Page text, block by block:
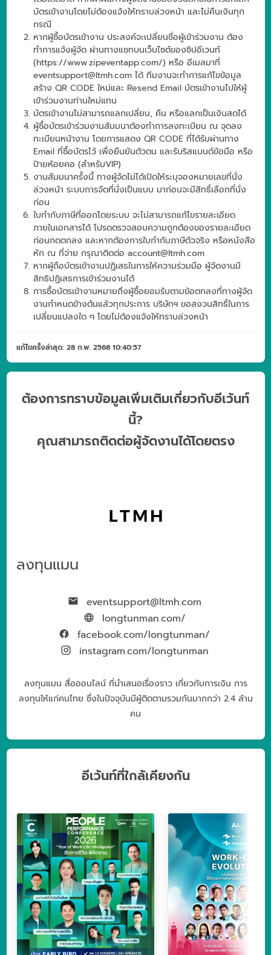
บัตรเข้างานโดยไม่ต้องแจ้งให้ทราบล่วงหน้า และไม่คืนเงินทุก
กรณี
หากผู้ซื้อบัตรเข้างาน ประสงค์จะเปลี่ยนชื่อผู้เข้าร่วมงาน ต้อง
ทำการแจ้งผู้จัด ผ่านทางแชทบนเว็บไซต์ของซิปอีเวนท์
(https://www.zipeventapp.com/) หรือ อีเมลมาที่
eventsupport@ltmh.comได้ ทีมงานจะทำการแก้ไขข้อมูล
สร้าง QR CODE ใหม่และ Resend Email บัตรเข้างานไปให้ผู้
เข้าร่วมงานท่านใหม่แทน
บัตรเข้างานไม่สามารถแลกเปลี่ยน, คืน หรือแลกเป็นเงินสดได้
ผู้ซื้อบัตรเข้าร่วมงานสัมมนาต้องทำการลงทะเบียน ณ จุดลง
ทะเบียนหน้างาน โดยการแสดง QR CODE ที่ได้รับผ่านทาง
Email ที่ซื้อบัตรไว้ เพื่อยืนยันตัวตน และรับริสแบนด์ข้อมือ หรือ
ป้ายห้อยคอ (สำหรับVIP)
งานสัมมนาครั้งนี้ ทางผู้จัดไม่ได้เปิดให้ระบุจองหมายเลขที่นั่ง
ล่วงหน้า ระบบการจัดที่นั่งเป็นแบบ มาก่อนจะมีสิทธิ์เลือกที่นั่ง
ก่อน
ใบกำกับภาษีที่ออกโดยระบบ จะไม่สามารถแก้ไขรายละเอียด
ภายในเอกสารได้ โปรดตรวจสอบความถูกต้องของรายละเอียด
ก่อนกดตกลง และหากต้องการใบกำกับภาษีตัวจริง หรือหนังสือ
หัก ณ ที่จ่าย กรุณาติดต่อ account@ltmh.com
หากผู้ถือบัตรเข้างานปฏิเสธในการให้ความร่วมมือ ผู้จัดงานมี
สิทธิปฏิเสธการเข้าร่วมงานได้
การซื้อบัตรเข้างานหมายถึงผู้ซื้อยอมรับตามข้อตกลงที่ทางผู้จัด
งานกำหนดข้างต้นแล้วทุกประการ บริษัทฯ ขอสงวนสิทธิ์ในการ
เปลี่ยนแปลงใด ๆ โดยไม่ต้องแจ้งให้ทราบล่วงหน้า
แก้ไขครั้งล่าสุด: 28 ก.พ. 2568 10:40:57
ต้องการทราบข้อมูลเพิ่มเติมเกี่ยวกับอีเว้นท์
นี้?
คุณสามารถติดต่อผู้จัดงานได้โดยตรง
ลงทุนแมน
eventsupport@ltmh.com
longtunman.com/
facebook.com/longtunman/
instagram.com/longtunman
ลงทุนแมน สื่อออนไลน์ ที่นำเสนอเรื่องราว เกี่ยวกับการเงิน การ
ลงทุนให้แก่คนไทย ซึ่งในปัจจุบันมีผู้ติดตามรวมกันมากกว่า 2.4 ล้าน
คน
อีเว้นท์ที่ใกล้เคียงกัน